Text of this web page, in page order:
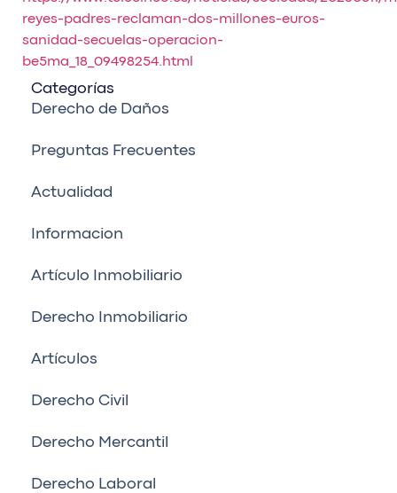
reyes-padres-reclaman-dos-millones-euros-
sanidad-secuelas-operacion-
be5ma_18_09498254.html
Categorías
Derecho de Daños
Preguntas Frecuentes
Actualidad
Informacion
Artículo Inmobiliario
Derecho Inmobiliario
Artículos
Derecho Civil
Derecho Mercantil
Derecho Laboral